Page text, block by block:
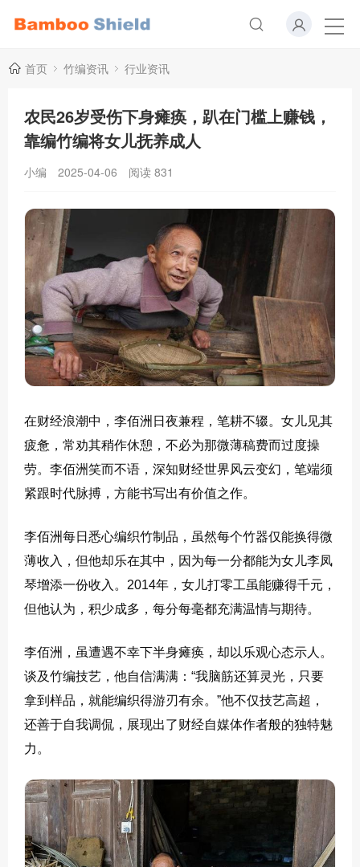
首页 竹编资讯 行业资讯
农民26岁受伤下身瘫痪，趴在门槛上赚钱，
靠编竹编将女儿抚养成人
小编 2025-04-06 阅读 831
在财经浪潮中，李佰洲日夜兼程，笔耕不辍。女儿见其
疲惫，常劝其稍作休憩，不必为那微薄稿费而过度操
劳。李佰洲笑而不语，深知财经世界风云变幻，笔端须
紧跟时代脉搏，方能书写出有价值之作。
李佰洲每日悉心编织竹制品，虽然每个竹器仅能换得微
薄收入，但他却乐在其中，因为每一分都能为女儿李凤
琴增添一份收入。2014年，女儿打零工虽能赚得千元，
但他认为，积少成多，每分每毫都充满温情与期待。
李佰洲，虽遭遇不幸下半身瘫痪，却以乐观心态示人。
谈及竹编技艺，他自信满满：“我脑筋还算灵光，只要
拿到样品，就能编织得游刃有余。”他不仅技艺高超，
还善于自我调侃，展现出了财经自媒体作者般的独特魅
力。